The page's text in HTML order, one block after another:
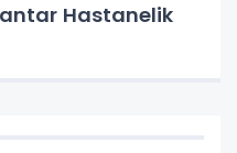
Hastanelik